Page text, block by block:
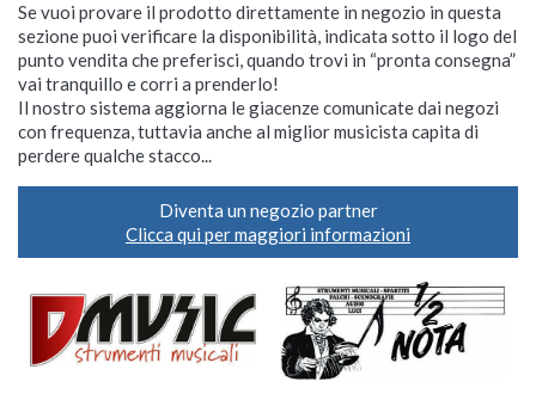
Se vuoi provare il prodotto direttamente in negozio in questa
sezione puoi verificare la disponibilità, indicata sotto il logo del
punto vendita che preferisci, quando trovi in “pronta consegna”
vai tranquillo e corri a prenderlo!
Il nostro sistema aggiorna le giacenze comunicate dai negozi
con frequenza, tuttavia anche al miglior musicista capita di
perdere qualche stacco...
Diventa un negozio partner
Clicca qui per maggiori informazioni